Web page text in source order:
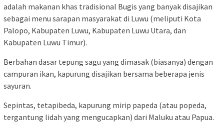
adalah makanan khas tradisional Bugis yang banyak disajikan
sebagai menu sarapan masyarakat di Luwu (meliputi Kota
Palopo, Kabupaten Luwu, Kabupaten Luwu Utara, dan
Kabupaten Luwu Timur).
Berbahan dasar tepung sagu yang dimasak (biasanya) dengan
campuran ikan, kapurung disajikan bersama beberapa jenis
sayuran.
Sepintas, tetapibeda, kapurung mirip papeda (atau popeda,
tergantung lidah yang mengucapkan) dari Maluku atau Papua.